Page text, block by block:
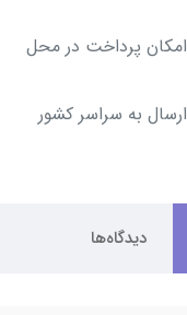
امکان پرداخت در محل
ارسال به سراسر کشور
دیدگاه‌ها